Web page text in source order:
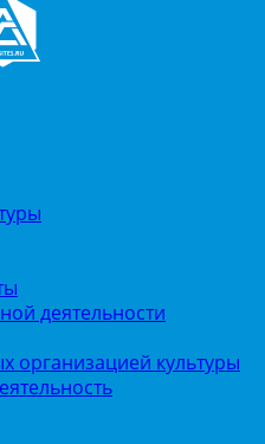
деятельности
организацией культуры